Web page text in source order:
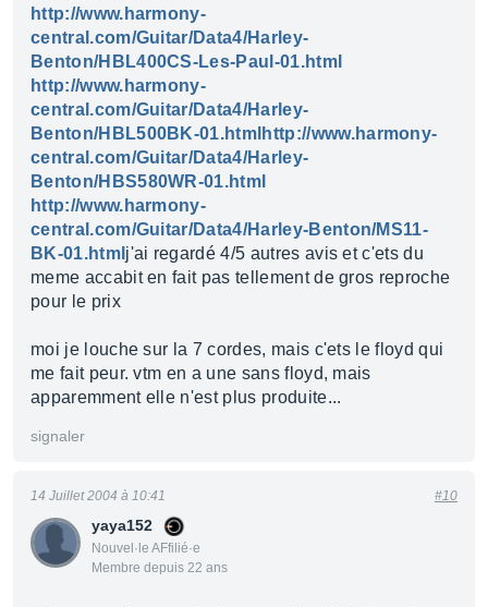
http://www.harmony-
central.com/Guitar/Data4/Harley-
Benton/HBL400CS-Les-Paul-01.html
http://www.harmony-
central.com/Guitar/Data4/Harley-
Benton/HBL500BK-01.html http://www.harmony-
central.com/Guitar/Data4/Harley-
Benton/HBS580WR-01.html
http://www.harmony-
central.com/Guitar/Data4/Harley-Benton/MS11-
BK-01.html j'ai regardé 4/5 autres avis et c'ets du
meme accabit en fait pas tellement de gros reproche
pour le prix
moi je louche sur la 7 cordes, mais c'ets le floyd qui
me fait peur. vtm en a une sans floyd, mais
apparemment elle n'est plus produite...
signaler
yaya152
Nouvel·le AFfilié·e
Membre depuis 22 ans
14 Juillet 2004 à 10:41 #10